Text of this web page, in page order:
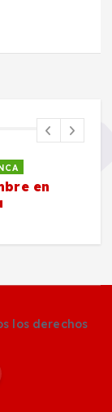
en
los derechos